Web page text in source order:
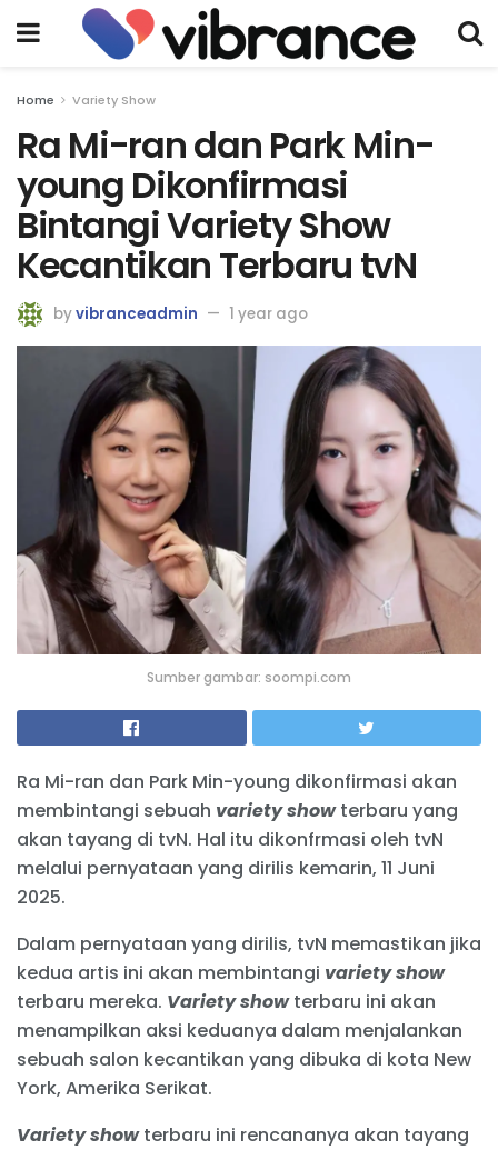
Home Variety Show
Ra Mi-ran dan Park Min-
young Dikonfirmasi
Bintangi Variety Show
Kecantikan Terbaru tvN
byvibranceadmin 1 year ago
Sumber gambar: soompi.com
Ra Mi-ran dan Park Min-young dikonfirmasi akan
membintangi sebuah variety showterbaru yang
akan tayang di tvN. Hal itu dikonfrmasi oleh tvN
melalui pernyataan yang dirilis kemarin, 11 Juni
2025.
Dalam pernyataan yang dirilis, tvN memastikan jika
kedua artis ini akan membintangi variety show
terbaru mereka. Variety showterbaru ini akan
menampilkan aksi keduanya dalam menjalankan
sebuah salon kecantikan yang dibuka di kota New
York, Amerika Serikat.
Variety showterbaru ini rencananya akan tayang